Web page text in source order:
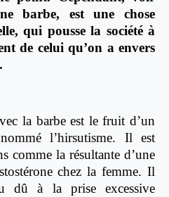
barbe, est une chose
qui pousse la société à
de celui qu’on a envers
la barbe est le fruit d’un
l’hirsutisme. Il est
comme la résultante d’une
chez la femme. Il
dû à la prise excessive